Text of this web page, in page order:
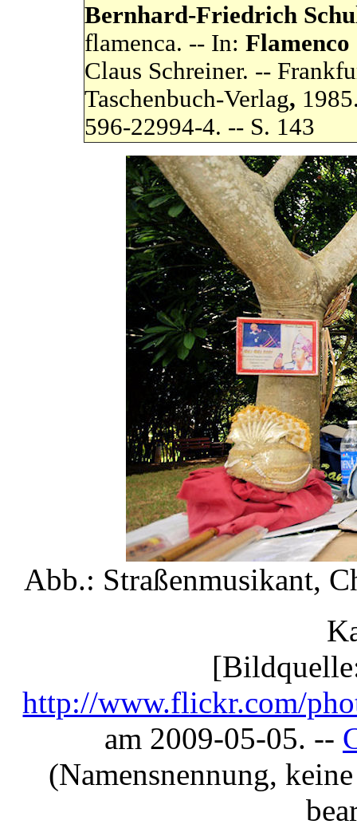
Bernhard-Friedrich
flamenca. -- In:Flamenco
Claus Schreiner. --
Taschenbuch-Verlag,
596-22994-4. -- S. 143
Abb.: Straßenmusikant,
http://www.flickr.com/
am 2009-05-05. --
(Namensnennung,